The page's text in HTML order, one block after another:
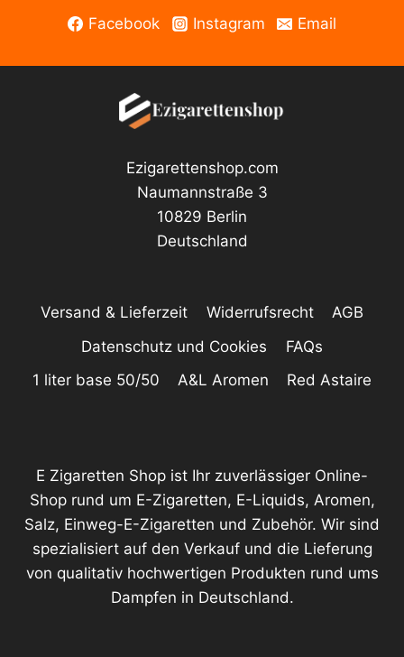
auf
Facebook Instagram Email
Ezigarettenshop.com
Naumannstraße 3
10829 Berlin
Deutschland
Versand & Lieferzeit Widerrufsrecht
AGB
Datenschutz und Cookies
FAQs
1 liter base 50/50
A&L Aromen Red Astaire
E Zigaretten Shop ist Ihr zuverlässiger Online-
Shop rund um E-Zigaretten, E-Liquids, Aromen,
Salz, Einweg-E-Zigaretten und Zubehör. Wir sind
spezialisiert auf den Verkauf und die Lieferung
von qualitativ hochwertigen Produkten rund ums
Dampfen in Deutschland.